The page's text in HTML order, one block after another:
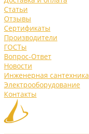
Статьи
Отзывы
Сертификаты
Производители
ГОСТы
Вопрос-Ответ
Новости
Инженерная сантехника
Электрооборудование
Контакты